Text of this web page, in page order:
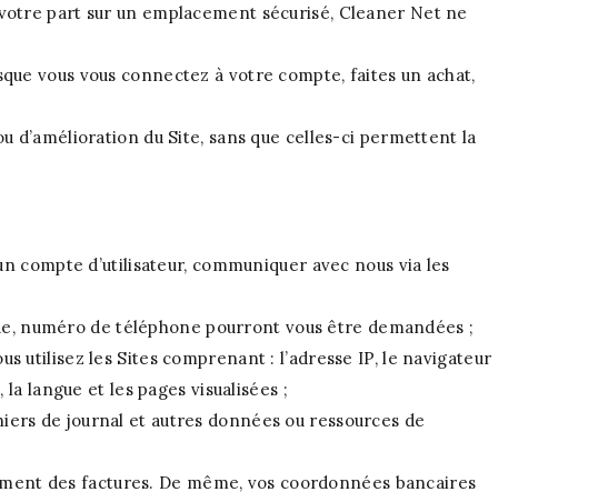
part sur un emplacement sécurisé, Cleaner Net ne
vous vous connectez à votre compte, faites un achat,
du Site, sans que celles-ci permettent la
compte d’utilisateur, communiquer avec nous via les
numéro de téléphone pourront vous être demandées ;
utilisez les Sites comprenant : l’adresse IP, le navigateur
langue et les pages visualisées ;
de journal et autres données ou ressources de
des factures. De même, vos coordonnées bancaires